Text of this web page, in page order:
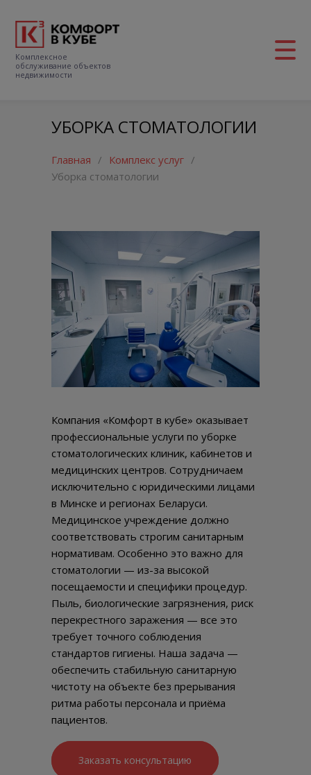
Комплексное
обслуживание объектов
недвижимости
УБОРКА СТОМАТОЛОГИИ
Главная / Комплекс услуг /
Уборка стоматологии
Компания «Комфорт в кубе» оказывает
профессиональные услуги по уборке
стоматологических клиник, кабинетов и
медицинских центров. Сотрудничаем
исключительно с юридическими лицами
в Минске и регионах Беларуси.
Медицинское учреждение должно
соответствовать строгим санитарным
нормативам. Особенно это важно для
стоматологии — из-за высокой
посещаемости и специфики процедур.
Пыль, биологические загрязнения, риск
перекрестного заражения — все это
требует точного соблюдения
стандартов гигиены. Наша задача —
обеспечить стабильную санитарную
чистоту на объекте без прерывания
ритма работы персонала и приёма
пациентов.
Заказать консультацию